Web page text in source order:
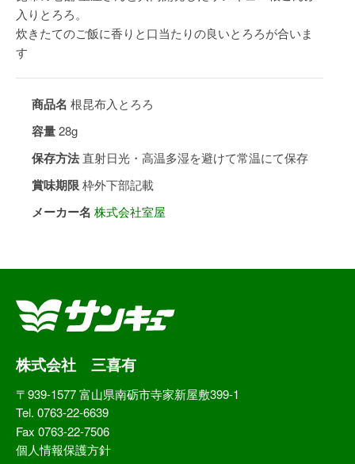
入りとろろ。
炊きたてのご飯に香りと口当たりの良いとろろが合いま
す
商品名 根昆布入とろろ
容量28g
保存方法直射日光・高温多湿を避けて常温にて保存
賞味期限枠外下部記載
メーカー名 株式会社室屋
株式会社 三喜有
〒939-1577 富山県南砺市寺家新屋敷399-1
Tel. 0763-22-6639
Fax 0763-22-7506
個人情報保護方針